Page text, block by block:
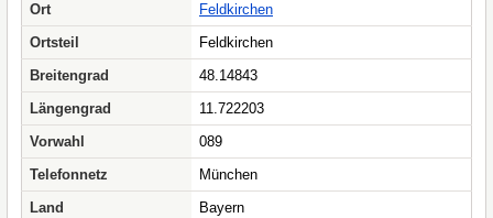
Ort
Feldkirchen
Ortsteil
Feldkirchen
Breitengrad
48.14843
Längengrad
11.722203
Vorwahl
089
Telefonnetz
München
Land
Bayern